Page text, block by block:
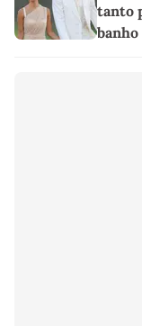
tanto